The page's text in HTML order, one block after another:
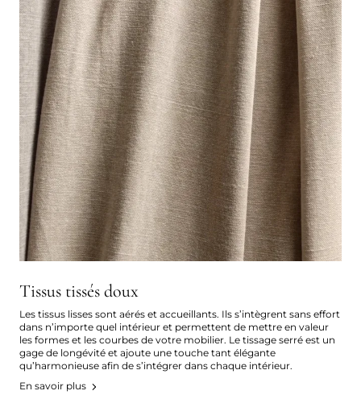
Tissus tissés doux
Les tissus lisses sont aérés et accueillants. Ils s’intègrent sans effort
dans n’importe quel intérieur et permettent de mettre en valeur
les formes et les courbes de votre mobilier. Le tissage serré est un
gage de longévité et ajoute une touche tant élégante
qu’harmonieuse afin de s’intégrer dans chaque intérieur.
En savoir plus